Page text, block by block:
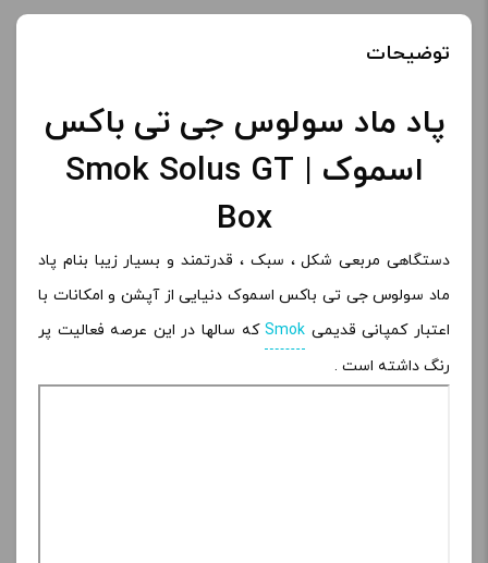
توضیحات
پاد ماد سولوس جی تی باکس
اسموک | Smok Solus GT
Box
دستگاهی مربعی شکل ، سبک ، قدرتمند و بسیار زیبا بنام پاد
ماد سولوس جی تی باکس اسموک دنیایی از آپشن و امکانات با
اعتبار کمپانی قدیمی Smokکه سالها در این عرصه فعالیت پر
رنگ داشته است .